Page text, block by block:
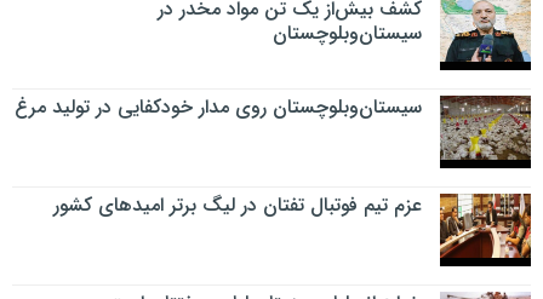
کشف بیش‌از یک تن مواد مخدر در
سیستان‌وبلوچستان
سیستان‌وبلوچستان روی مدار خودکفایی در تولید مرغ
عزم تیم فوتبال تفتان در لیگ برتر امیدهای کشور